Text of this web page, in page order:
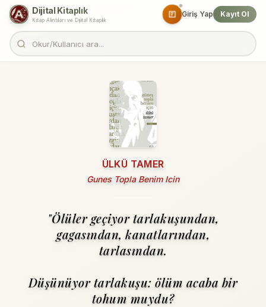
Dijital Kitaplık
Kitap Alıntıları ve Dijital Kitaplık
Giriş Yap Kayıt Ol
ÜLKÜ TAMER
Gunes Topla Benim Icin
"Ölüler geçiyor tarlakuşundan,
gagasından, kanatlarından,
tarlasından.
Düşünüyor tarlakuşu: ölüm acaba bir
tohum muydu?